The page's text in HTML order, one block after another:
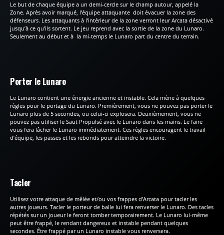
Le but de chaque équipe a un demi-cercle sur le champ autour, appelé la
Zone. Après avoir marqué, l’équipe attaquante doit évacuer la zone des
défenseurs. Les attaquants à l’intérieur de la zone verront leur Arcata désactivé
jusqu’à ce qu’ils sortent. Le jeu reprend avec la sortie de la zone du Lunaro.
Seulement au début et à la mi-temps le Lunaro part du centre du terrain.
Porter le Lunaro
Le Lunaro contient une énergie ancienne et instable. Cela mène à quelques
règles pour le portage du Lunaro. Premièrement, vous ne pouvez pas porter le
Lunaro plus de 5 secondes, ou celui-ci explosera. Deuxièmement, vous ne
pouvez pas utiliser le Saut Propulsé avec le Lunaro dans les mains. Le faire
vous fera lâcher le Lunaro immédiatement. Ces règles encouragent le travail
d’équipe, les passes et les rebonds pour atteindre la victoire.
Tacler
Utilisez votre attaque de mêlée et/ou vos frappes d’Arcata pour tacler les
autres joueurs. Tacler le porteur de balle lui fera renverser le Lunaro. Des tacles
répétés sur un joueur le feront tomber temporairement. Le Lunaro lui-même
peut être frappé, le rendant dangereux et instable pendant quelques
secondes. Être frappé par un Lunaro instable vous renversera.